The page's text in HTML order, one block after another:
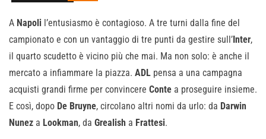
A Napoli l’entusiasmo è contagioso. A tre turni dalla fine del
campionato e con un vantaggio di tre punti da gestire sull’Inter,
il quarto scudetto è vicino più che mai. Ma non solo: è anche il
mercato a infiammare la piazza. ADL pensa a una campagna
acquisti grandi firme per convincere Conte a proseguire insieme.
E così, dopo De Bruyne, circolano altri nomi da urlo: da Darwin
Nunez a Lookman, da Grealish a Frattesi.